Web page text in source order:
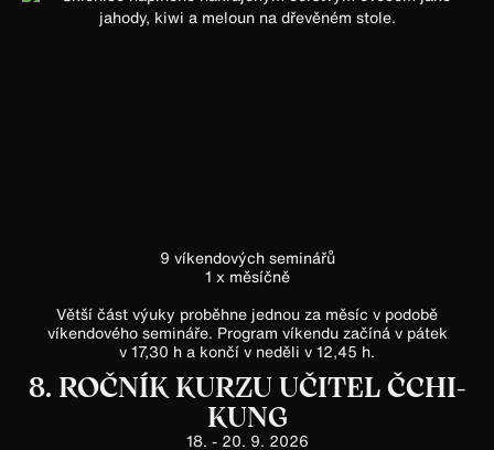
9 víkendových seminářů
1 x měsíčně
Větší část výuky proběhne jednou za měsíc v podobě
víkendového semináře. Program víkendu začíná v pátek
v 17,30 h a končí v neděli v 12,45 h.
8. ROČNÍK KURZU UČITEL ČCHI-
KUNG
18. - 20. 9. 2026